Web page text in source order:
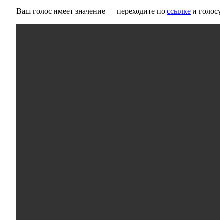
Ваш голос имеет значение — переходите по ссылке и